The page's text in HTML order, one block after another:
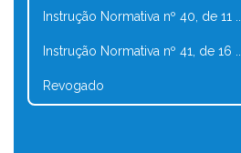
Instrução Normativa nº 40, de 11 ...
Instrução Normativa nº 41, de 16 ...
Revogado